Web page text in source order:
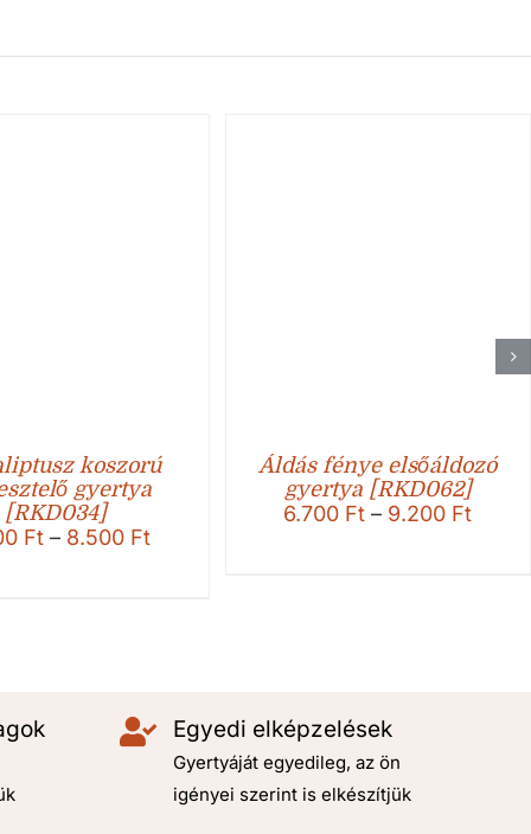
koszorú
gyertya
[RKD034]
Ft – 8.500 FtÁrtartomány:
Áldás fénye elsőáldozó
gyertya [RKD062]
6.700 Ft – 9.200 Ft
Egyedi elképzelések
Gyertyáját egyedileg, az ön
igényei szerint is elkészítjük